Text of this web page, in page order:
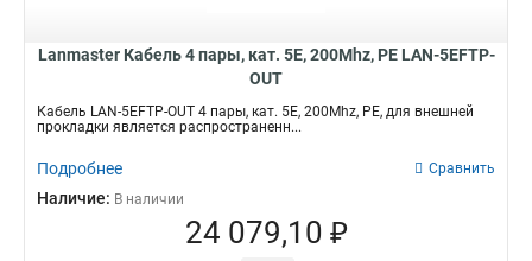
Lanmaster Кабель 4 пары, кат. 5Е, 200Mhz, PE LAN-5EFTP-
OUT
Кабель LAN-5EFTP-OUT 4 пары, кат. 5Е, 200Mhz, PE, для внешней
прокладки является распространенн...
Подробнее Сравнить
Наличие: В наличии
24 079,10 ₽